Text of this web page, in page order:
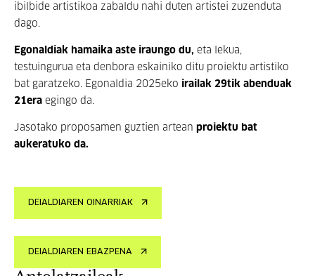
ibilbide artistikoa zabaldu nahi duten artistei zuzenduta
dago.
Egonaldiak hamaika aste iraungo du, eta lekua,
testuingurua eta denbora eskainiko ditu proiektu artistiko
bat garatzeko. Egonaldia 2025eko
irailak 29tik abenduak
21era egingo da.
Jasotako proposamen guztien artean proiektu bat
aukeratuko da.
DEIALDIAREN OINARRIAK
DEIALDIAREN EBAZPENA